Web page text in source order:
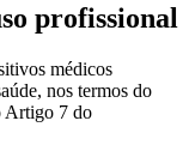
profissional
médicos
nos termos do
Artigo 7 do